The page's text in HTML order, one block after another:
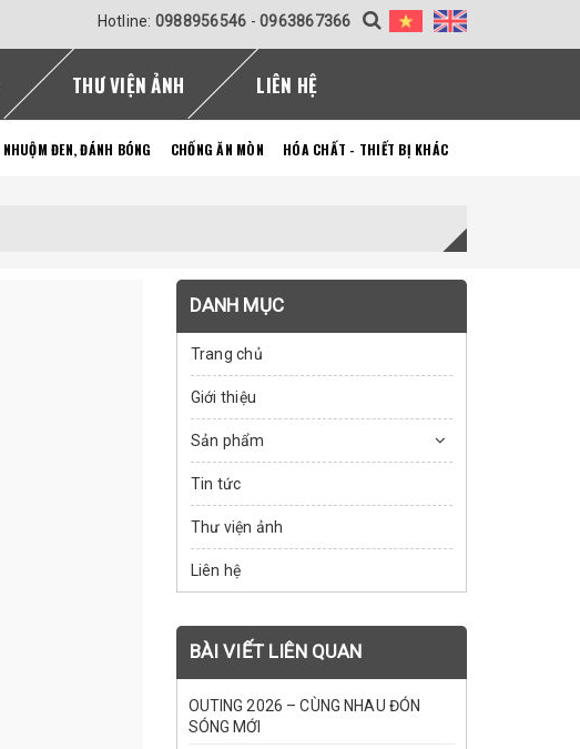
Hotline: 0988956546 - 0963867366
THƯ VIỆN ẢNH LIÊN HỆ
NHUỘM ĐEN, ĐÁNH BÓNG CHỐNG ĂN MÒN HÓA CHẤT - THIẾT BỊ KHÁC
DANH MỤC
Trang chủ
Giới thiệu
Sản phẩm
Tin tức
Thư viện ảnh
Liên hệ
BÀI VIẾT LIÊN QUAN
OUTING 2026 – CÙNG NHAU ĐÓN
SÓNG MỚI